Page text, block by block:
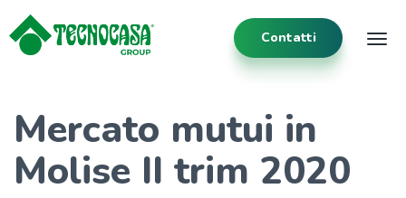
Contatti
Mercato mutui in
Molise II trim 2020